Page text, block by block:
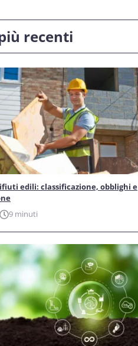
recenti
edili: classificazione, obblighi e
9 minuti